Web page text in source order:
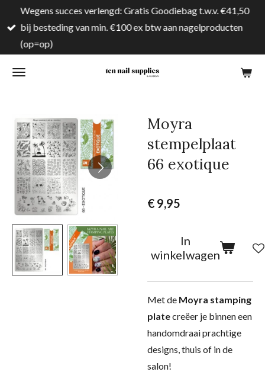
direct
naar
hoofdinhoud
Wegens succes verlengd: Gratis Goodiebag t.w.v. €41,50
bij besteding van min. €100 ex btw aan nagelproducten
(op=op)
Moyra
stempelplaat
66 exotique
€ 9,95
In
winkelwagen
Met de Moyra stamping
platecreëer je binnen een
handomdraai prachtige
designs, thuis of in de
salon!